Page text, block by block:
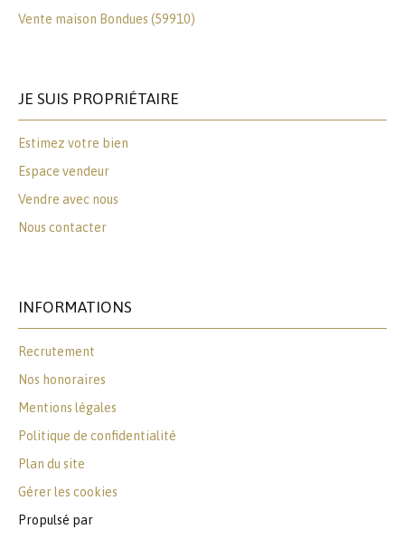
Vente maison Bondues (59910)
JE SUIS PROPRIÉTAIRE
Estimez votre bien
Espace vendeur
Vendre avec nous
Nous contacter
INFORMATIONS
Recrutement
Nos honoraires
Mentions légales
Politique de confidentialité
Plan du site
Gérer les cookies
Propulsé par